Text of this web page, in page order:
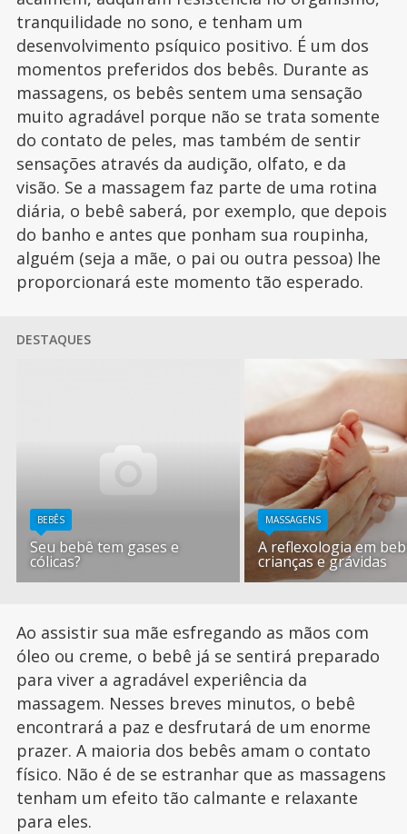
tranquilidade no sono, e tenham um
desenvolvimento psíquico positivo. É um dos
momentos preferidos dos bebês. Durante as
massagens, os bebês sentem uma sensação
muito agradável porque não se trata somente
do contato de peles, mas também de sentir
sensações através da audição, olfato, e da
visão. Se a massagem faz parte de uma rotina
diária, o bebê saberá, por exemplo, que depois
do banho e antes que ponham sua roupinha,
alguém (seja a mãe, o pai ou outra pessoa) lhe
proporcionará este momento tão esperado.
DESTAQUES
BEBÊS
Seu bebê tem gases e
cólicas?
MASSAGENS
A reflexologia em
crianças e grávidas
Ao assistir sua mãe esfregando as mãos com
óleo ou creme, o bebê já se sentirá preparado
para viver a agradável experiência da
massagem. Nesses breves minutos, o bebê
encontrará a paz e desfrutará de um enorme
prazer. A maioria dos bebês amam o contato
físico. Não é de se estranhar que as massagens
tenham um efeito tão calmante e relaxante
para eles.